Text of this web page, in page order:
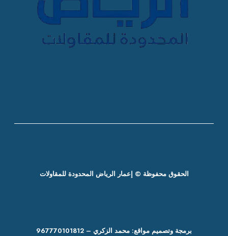
الحقوق محفوظة © إعمار الرياض المحدودة للمقاولات
برمجة وتصميم مواقع: محمد الزكري – 967770101812